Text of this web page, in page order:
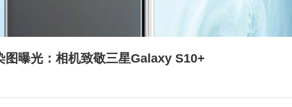
图曝光：相机致敬三星Galaxy S10+